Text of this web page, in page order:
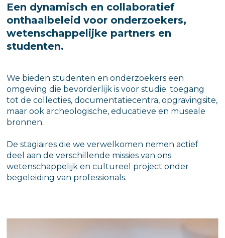
Een dynamisch en collaboratief
onthaalbeleid voor onderzoekers,
wetenschappelijke partners en
studenten.
We bieden studenten en onderzoekers een
omgeving die bevorderlijk is voor studie: toegang
tot de collecties, documentatiecentra, opgravingsite,
maar ook archeologische, educatieve en museale
bronnen.
De stagiaires die we verwelkomen nemen actief
deel aan de verschillende missies van ons
wetenschappelijk en cultureel project onder
begeleiding van professionals.